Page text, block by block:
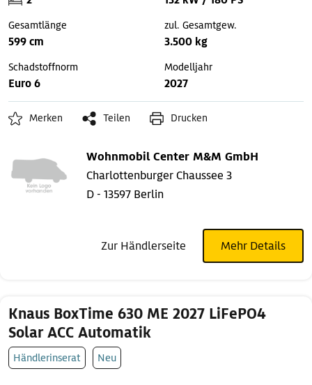
Gesamtlänge
599 cm
zul. Gesamtgew.
3.500 kg
Schadstoffnorm
Euro 6
Modelljahr
2027
Merken Teilen Drucken
Wohnmobil Center M&M GmbH
Charlottenburger Chaussee 3
D - 13597 Berlin
Zur Händlerseite Mehr Details
Knaus BoxTime 630 ME 2027 LiFePO4
Solar ACC Automatik
Händlerinserat Neu